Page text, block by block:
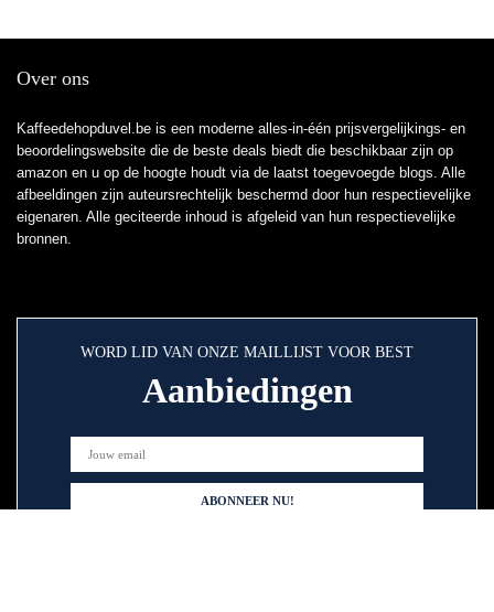
Over ons
Kaffeedehopduvel.be is een moderne alles-in-één prijsvergelijkings- en
beoordelingswebsite die de beste deals biedt die beschikbaar zijn op
amazon en u op de hoogte houdt via de laatst toegevoegde blogs. Alle
afbeeldingen zijn auteursrechtelijk beschermd door hun respectievelijke
eigenaren. Alle geciteerde inhoud is afgeleid van hun respectievelijke
bronnen.
WORD LID VAN ONZE MAILLIJST VOOR BEST
Aanbiedingen